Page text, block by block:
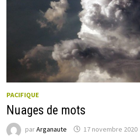
PACIFIQUE
Nuages de mots
parArganaute 17 novembre 2020